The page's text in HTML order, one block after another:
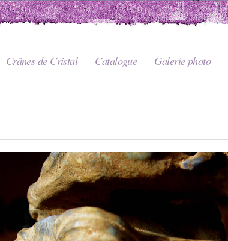
Crânes de Cristal Catalogue Galerie photo